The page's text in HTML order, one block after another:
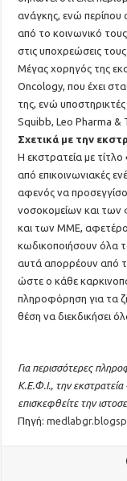
ανάγκης, ενώ περίπου
από το κοινωνικό
στις υποχρεώσεις τους.
Μέγας χορηγός της
Oncology, που έχει
της, ενώ
Squibb, Leo Pharma &
Σχετικά με την
Η εκστρατεία με τίτλο
από επικοινωνιακές
αφενός να
νοσοκομείων και των
και των ΜΜΕ,
κωδικοποιήσουν όλα
αυτά απορρέουν από
ώστε ο κάθε
πληροφόρηση για τα
θέση να διεκδικήσει
Για περισσότερες
Κ.Ε.Φ.Ι., την
επισκεφθείτε την
Πηγή: